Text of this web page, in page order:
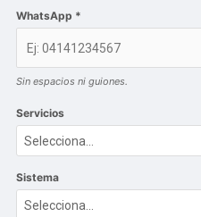
WhatsApp *
Sin espacios ni guiones.
Servicios
Sistema